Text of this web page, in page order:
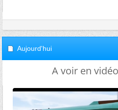
Aujourd'hui
A voir en